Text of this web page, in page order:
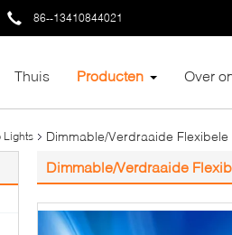
86--13410844021
Thuis Producten Over
Lights Dimmable/Verdraaide
Dimmable/Verdraaide